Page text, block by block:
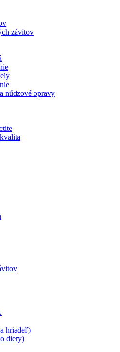
závitov
núdzové opravy
hriadeľ)
diery)